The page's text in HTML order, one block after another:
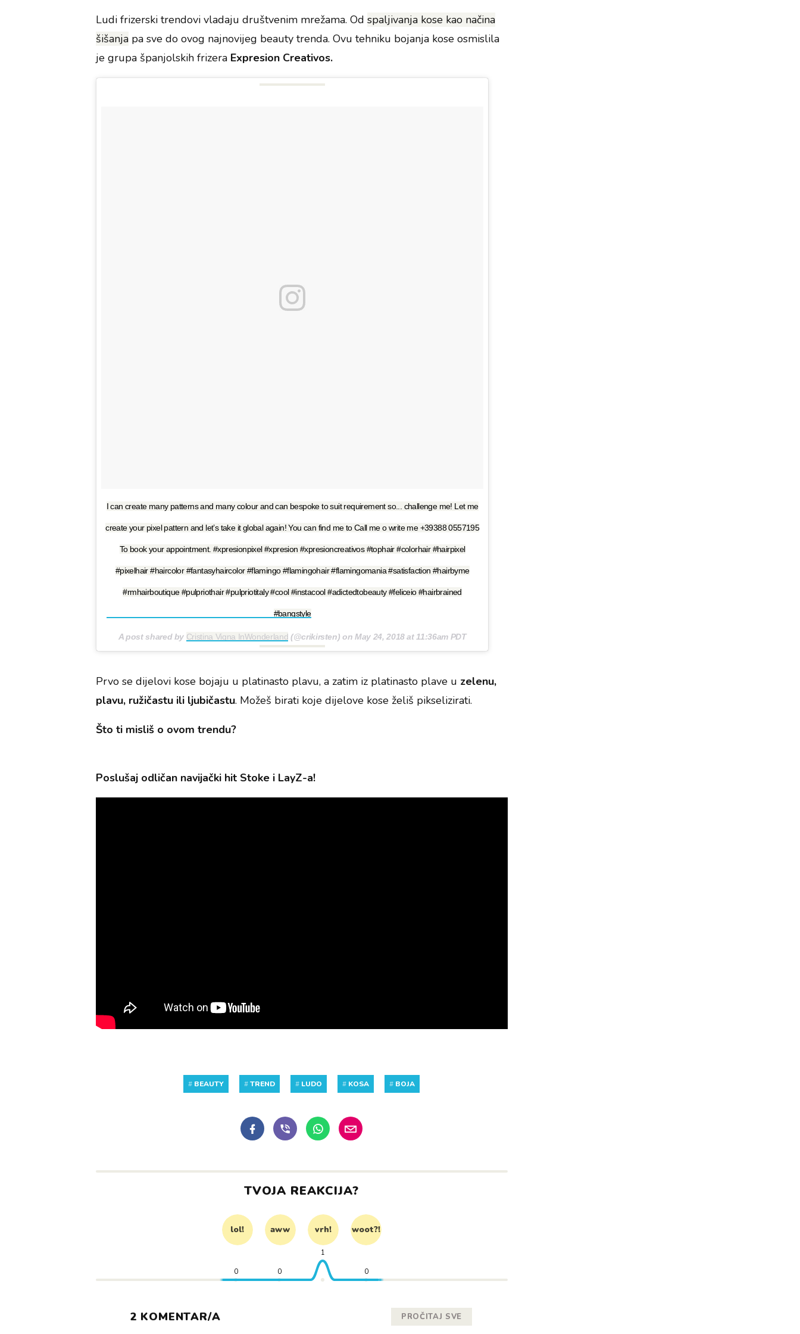
Ludi frizerski trendovi vladaju društvenim mrežama. Odspaljivanja kose kao načina
šišanja pa sve do ovog najnovijeg beauty trenda. Ovu tehniku bojanja kose osmislila
je grupa španjolskih frizera Expresion Creativos.
I can create many patterns and many colour and can bespoke to suit requirement so... challenge me! Let me
create your pixel pattern and let’s take it global again! You can find me to Call me o write me ‭+39388 0557195‬
To book your appointment. #xpresionpixel #xpresion #xpresioncreativos #tophair #colorhair #hairpixel
#pixelhair #haircolor #fantasyhaircolor #flamingo #flamingohair #flamingomania #satisfaction #hairbyme
#rmhairboutique #pulpriothair #pulpriotitaly #cool #instacool #adictedtobeauty #feliceio #hairbrained
#bangstyle
A post shared by Cristina Vigna InWonderland (@crikirsten) onMay 24, 2018 at 11:36am PDT
Prvo se dijelovi kose bojaju u platinasto plavu, a zatim iz platinasto plave u zelenu,
plavu, ružičastu ili ljubičastu. Možeš birati koje dijelove kose želiš pikselizirati.
Što ti misliš o ovom trendu?
Poslušaj odličan navijački hit Stoke i LayZ-a!
# BEAUTY #TREND # LUDO # KOSA # BOJA
TVOJA REAKCIJA?
lol! aww vrh! woot?!
0 0
1
0
2 KOMENTAR/A PROČITAJ SVE